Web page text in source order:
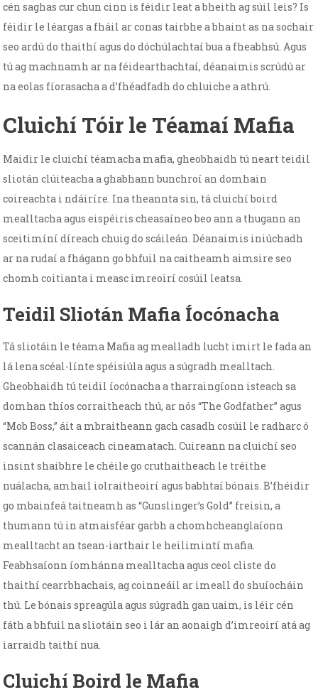
cén saghas cur chun cinn is féidir leat a bheith ag súil leis? Is
féidir le léargas a fháil ar conas tairbhe a bhaint as na sochair
seo ardú do thaithí agus do dóchúlachtaí bua a fheabhsú. Agus
tú ag machnamh ar na féidearthachtaí, déanaimis scrúdú ar
na eolas fíorasacha a d’fhéadfadh do chluiche a athrú.
Cluichí Tóir le Téamaí Mafia
Maidir le cluichí téamacha mafia, gheobhaidh tú neart teidil
sliotán clúiteacha a ghabhann bunchroí an domhain
coireachta i ndáiríre. Ina theannta sin, tá cluichí boird
mealltacha agus eispéiris cheasaíneo beo ann a thugann an
sceitimíní díreach chuig do scáileán. Déanaimis iniúchadh
ar na rudaí a fhágann go bhfuil na caitheamh aimsire seo
chomh coitianta i measc imreoirí cosúil leatsa.
Teidil Sliotán Mafia Íocónacha
Tá sliotáin le téama Mafia ag mealladh lucht imirt le fada an
lá lena scéal-línte spéisiúla agus a súgradh mealltach.
Gheobhaidh tú teidil íocónacha a tharraingíonn isteach sa
domhan thíos corraitheach thú, ar nós “The Godfather” agus
“Mob Boss,” áit a mbraitheann gach casadh cosúil le radharc ó
scannán clasaiceach cineamatach. Cuireann na cluichí seo
insint shaibhre le chéile go cruthaitheach le tréithe
nuálacha, amhail iolraitheoirí agus babhtaí bónais. B’fhéidir
go mbainfeá taitneamh as “Gunslinger’s Gold” freisin, a
thumann tú in atmaisféar garbh a chomhcheanglaíonn
mealltacht an tsean-iarthair le heilimintí mafia.
Feabhsaíonn íomhánna mealltacha agus ceol cliste do
thaithí cearrbhachais, ag coinneáil ar imeall do shuíocháin
thú. Le bónais spreagúla agus súgradh gan uaim, is léir cén
fáth a bhfuil na sliotáin seo i lár an aonaigh d’imreoirí atá ag
iarraidh taithí nua.
Cluichí Boird le Mafia